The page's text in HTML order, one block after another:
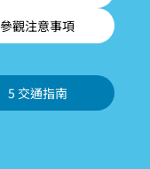
參觀注意事項
5 交通指南